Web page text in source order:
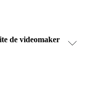
de videomaker